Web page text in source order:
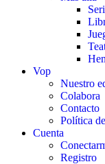
Vop
Nuestro
Colabora
Contacto
Política
Cuenta
Registro